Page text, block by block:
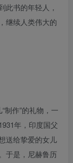
此书的年轻人，
继续人类伟大的
制作”的礼物，一
年，印度国父
送给挚爱的女儿
于是，尼赫鲁历